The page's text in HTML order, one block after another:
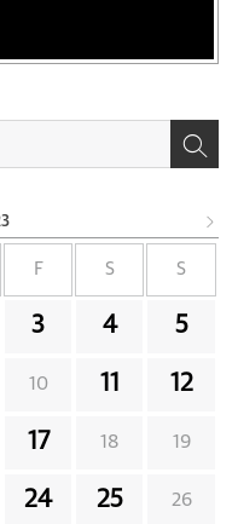
F S S
3 4 5
10 11 12
17 18 19
24 25 26